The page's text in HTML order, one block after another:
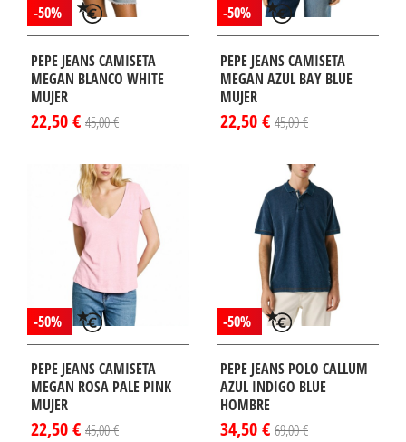
-50%
PEPE JEANS CAMISETA
MEGAN BLANCO WHITE
MUJER
22,50 € 45,00 €
-50%
PEPE JEANS CAMISETA
MEGAN AZUL BAY BLUE
MUJER
22,50 € 45,00 €
-50%
PEPE JEANS CAMISETA
MEGAN ROSA PALE PINK
MUJER
22,50 € 45,00 €
-50%
PEPE JEANS POLO CALLUM
AZUL INDIGO BLUE
HOMBRE
34,50 € 69,00 €